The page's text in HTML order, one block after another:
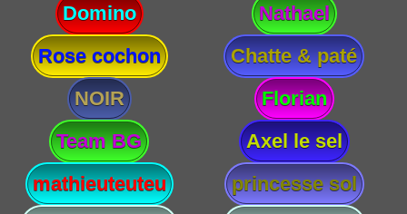
Domino
Nathael
Rose cochon
Chatte & paté
NOIR
Florian
Team BG
Axel le sel
mathieuteuteu
princesse sol